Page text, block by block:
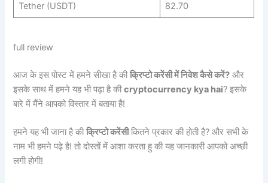
Tether (USDT) 82.70
full review
आज के इस पोस्ट में हमने सीखा है कीक्रिप्टो करेंसी में निवेश कैसे करें? और
इसके साथ में हमने यह भी पढ़ा है कीcryptocurrency kya hai? इसके
बारे में मैंने आपको विस्तार में बताया है!
हमने यह भी जाना है कीक्रिप्टो करेंसीकितने प्रकार की होती है? और सभी के
नाम भी हमने पढ़े है! तो दोस्तों में आशा करता हु की यह जानकारी आपको अच्छी
लगी होगी!